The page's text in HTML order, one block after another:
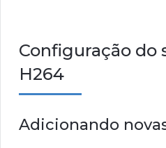
Configuração do
H264
Adicionando